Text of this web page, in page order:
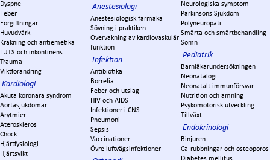
Dyspne
Feber
Förgiftningar
Huvudvärk
Kräkning och antiemetika
LUTS och inkontinens
Trauma
Viktförändring
Kardiologi
Akuta koronara syndrom
Aortasjukdomar
Arytmier
Ateroskleros
Chock
Hjärtfysiologi
Hjärtsvikt
Anestesiologi
Anestesiologisk farmaka
Sövning i praktiken
Övervakning av kardiovaskulär
funktion
Infektion
Antibiotika
Borrelia
Feber och utslag
HIV och AIDS
Infektioner i CNS
Pneumoni
Sepsis
Vaccinationer
Övre luftvägsinfektioner
Neurologiska symptom
Parkinsons Sjukdom
Polyneuropati
Smärta och smärtbehandling
Sömn
Pediatrik
Barnläkarundersökningen
Neonatalogi
Neonatalt immunförsvar
Nutrition och amning
Psykomotorisk utveckling
Tillväxt
Endokrinologi
Binjuren
Ca-rubbningar och osteoporos